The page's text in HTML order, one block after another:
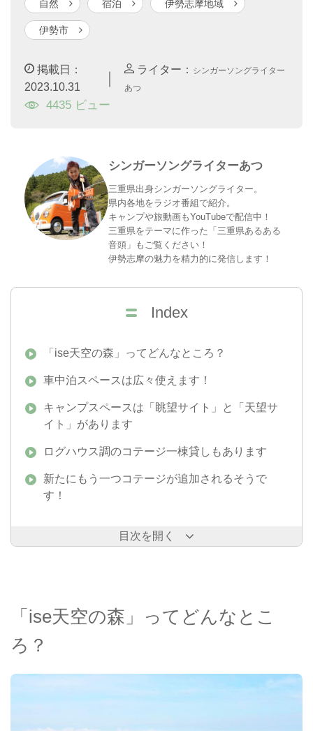
自然 宿泊 伊勢志摩地域
伊勢市
掲載日：
2023.10.31
ライター： シンガーソングライター
あつ
4435 ビュー
シンガーソングライターあつ
三重県出身シンガーソングライター。
県内各地をラジオ番組で紹介。
キャンプや旅動画もYouTubeで配信中！
三重県をテーマに作った「三重県あるある
音頭」もご覧ください！
伊勢志摩の魅力を精力的に発信します！
目次を開く
Index
「ise天空の森」ってどんなところ？
車中泊スペースは広々使えます！
キャンプスペースは「眺望サイト」と「天望サ
イト」があります
ログハウス調のコテージ一棟貸しもあります
新たにもう一つコテージが追加されるそうで
す！
「ise天空の森」ってどんなとこ
ろ？